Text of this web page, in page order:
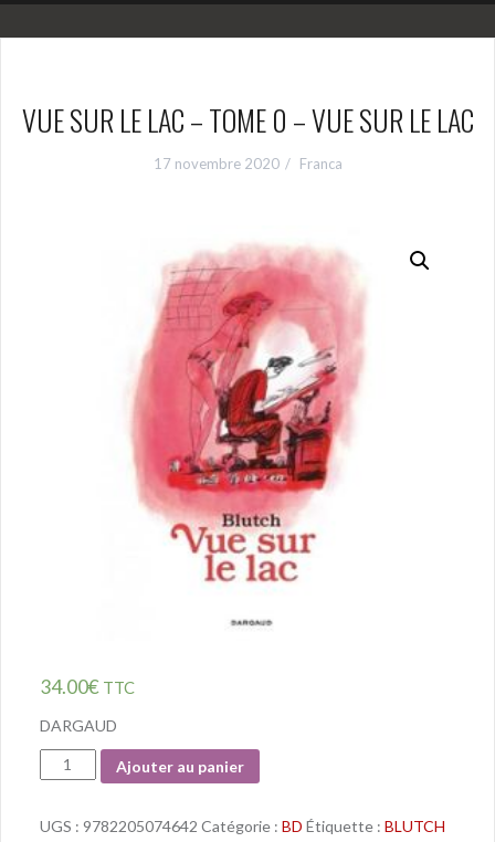
VUE SUR LE LAC – TOME 0 – VUE SUR LE LAC
17 novembre 2020 Franca
34.00€ TTC
DARGAUD
Quantité
Ajouter au panier
UGS : 9782205074642 Catégorie : BD Étiquette : BLUTCH